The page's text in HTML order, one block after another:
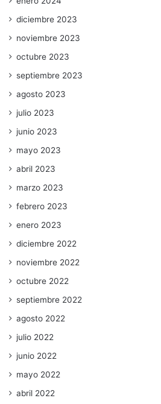
diciembre 2023
noviembre 2023
octubre 2023
septiembre 2023
agosto 2023
julio 2023
junio 2023
mayo 2023
abril 2023
marzo 2023
febrero 2023
enero 2023
diciembre 2022
noviembre 2022
octubre 2022
septiembre 2022
agosto 2022
julio 2022
junio 2022
mayo 2022
abril 2022